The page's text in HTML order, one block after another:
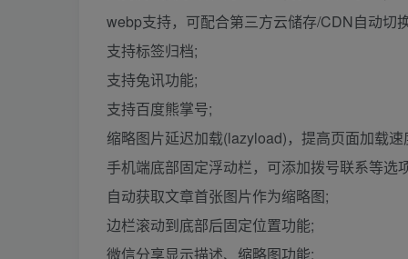
webp支持，可配合第三方云储存/CDN自动切
支持标签归档;
支持兔讯功能;
支持百度熊掌号;
缩略图片延迟加载(lazyload)，提高页面加载速
手机端底部固定浮动栏，可添加拨号联系等选
自动获取文章首张图片作为缩略图;
边栏滚动到底部后固定位置功能;
微信分享显示描述、缩略图功能;